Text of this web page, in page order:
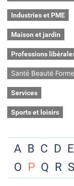
Industries et PME
Maison et jardin
Professions
Santé Beauté Forme
Services
Sports et loisirs
A B C D E
O P Q R S